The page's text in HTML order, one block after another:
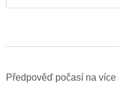
Předpověď počasí na